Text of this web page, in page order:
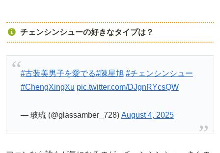
チェンシンシューの好きなタイプは？
#古装美男子を愛でる#陳星旭 #チェンシンシュー
#ChengXingXu pic.twitter.com/DJgnRYcsQW
— 玻琉 (@glassamber_728) August 4, 2025